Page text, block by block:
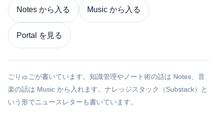
Notes から入る Music から入る
Portal を見る
ごりゅごが書いています。知識管理やノート術の話は Notes、音
楽の話は Music から入れます。ナレッジスタック（Substack）と
いう形でニュースレターも書いています。